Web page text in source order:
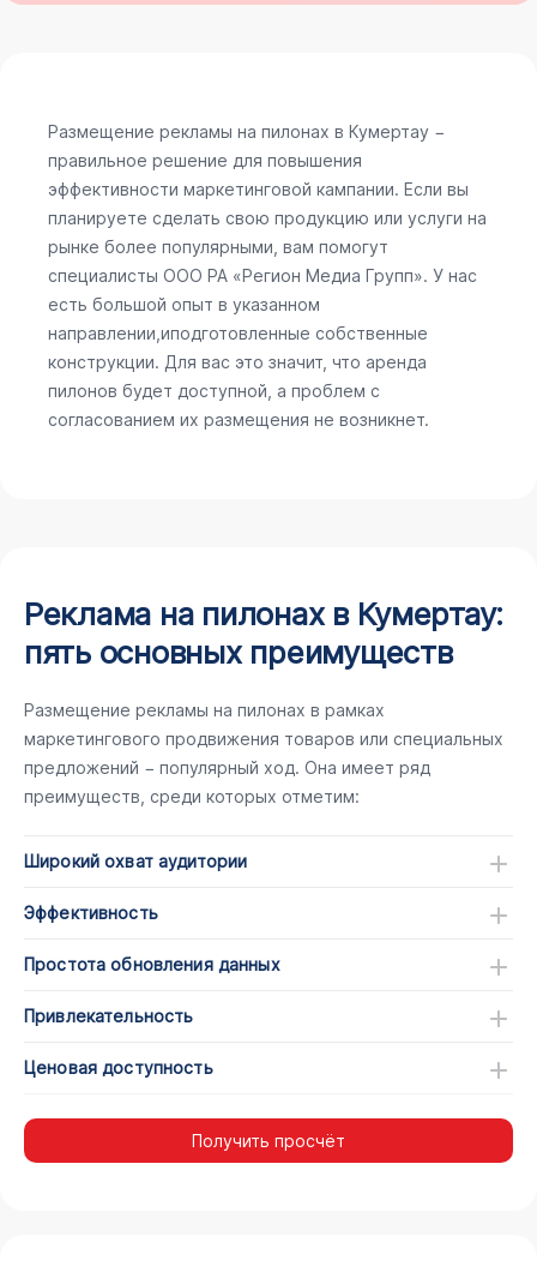
Размещение рекламы на пилонах в Кумертау −
правильное решение для повышения
эффективности маркетинговой кампании. Если вы
планируете сделать свою продукцию или услуги на
рынке более популярными, вам помогут
специалисты ООО РА «Регион Медиа Групп». У нас
есть большой опыт в указанном
направлении,иподготовленные собственные
конструкции. Для вас это значит, что аренда
пилонов будет доступной, а проблем с
согласованием их размещения не возникнет.
Реклама на пилонах в Кумертау:
пять основных преимуществ
Размещение рекламы на пилонах в рамках
маркетингового продвижения товаров или специальных
предложений − популярный ход. Она имеет ряд
преимуществ, среди которых отметим:
Широкий охват аудитории
Эффективность
Простота обновления данных
Привлекательность
Ценовая доступность
Получить просчёт